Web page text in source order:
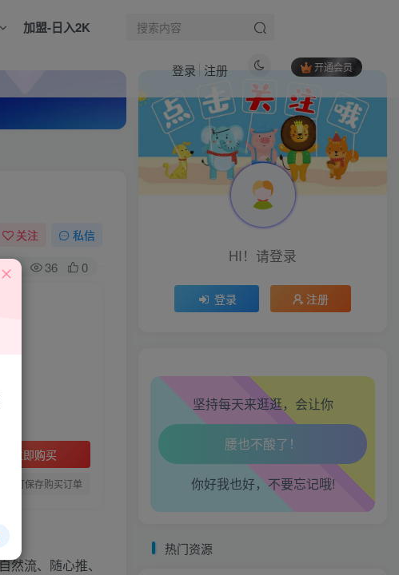
加盟-日入2K
开通会员
登录 注册
关注 私信
0 36 0
立即购买
，可保存购买订单
流、随心推、
热门文章
CSGO游戏搬砖，全自动挂G，不需要玩游戏，手机操作日入300+，解放双手【揭秘】
小红书虚拟资料，不需要成本压货，单价9.9
9月最新抖音卡特效搬运技术，一刀不剪，轻松过原创，苹果安卓可以
视频号快手平台游戏掘金项目，日收益1k+，一台电脑在家就可以自己创业【揭秘】
Windows下PC版微信/QQ/TIM的防撤回多开工具！开源免费使用，且免费长期维护RevokeMsgPatcher
HI！请登录
登录 注册
坚持每天来逛逛，会让你
生活也美好了！
走路也有劲了！
腿也不痛了！
腰也不酸了！
工作也轻松了！
你好我也好，不要忘记哦!
热门资源